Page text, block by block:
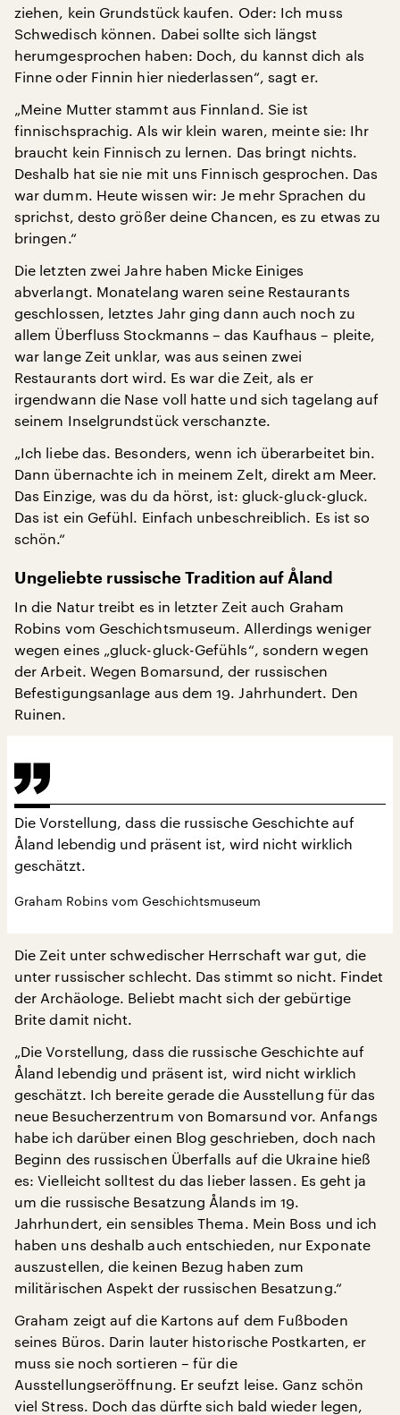
ziehen, kein Grundstück kaufen. Oder: Ich muss
Schwedisch können. Dabei sollte sich längst
herumgesprochen haben: Doch, du kannst dich als
Finne oder Finnin hier niederlassen“, sagt er.
„Meine Mutter stammt aus Finnland. Sie ist
finnischsprachig. Als wir klein waren, meinte sie: Ihr
braucht kein Finnisch zu lernen. Das bringt nichts.
Deshalb hat sie nie mit uns Finnisch gesprochen. Das
war dumm. Heute wissen wir: Je mehr Sprachen du
sprichst, desto größer deine Chancen, es zu etwas zu
bringen.“
Die letzten zwei Jahre haben Micke Einiges
abverlangt. Monatelang waren seine Restaurants
geschlossen, letztes Jahr ging dann auch noch zu
allem Überfluss Stockmanns – das Kaufhaus – pleite,
war lange Zeit unklar, was aus seinen zwei
Restaurants dort wird. Es war die Zeit, als er
irgendwann die Nase voll hatte und sich tagelang auf
seinem Inselgrundstück verschanzte.
„Ich liebe das. Besonders, wenn ich überarbeitet bin.
Dann übernachte ich in meinem Zelt, direkt am Meer.
Das Einzige, was du da hörst, ist: gluck-gluck-gluck.
Das ist ein Gefühl. Einfach unbeschreiblich. Es ist so
schön.“
Ungeliebte russische Tradition auf Åland
In die Natur treibt es in letzter Zeit auch Graham
Robins vom Geschichtsmuseum. Allerdings weniger
wegen eines „gluck-gluck-Gefühls“, sondern wegen
der Arbeit. Wegen Bomarsund, der russischen
Befestigungsanlage aus dem 19. Jahrhundert. Den
Ruinen.
Die Vorstellung, dass die russische Geschichte auf
Åland lebendig und präsent ist, wird nicht wirklich
geschätzt.
Graham Robins vom Geschichtsmuseum
Die Zeit unter schwedischer Herrschaft war gut, die
unter russischer schlecht. Das stimmt so nicht. Findet
der Archäologe. Beliebt macht sich der gebürtige
Brite damit nicht.
„Die Vorstellung, dass die russische Geschichte auf
Åland lebendig und präsent ist, wird nicht wirklich
geschätzt. Ich bereite gerade die Ausstellung für das
neue Besucherzentrum von Bomarsund vor. Anfangs
habe ich darüber einen Blog geschrieben, doch nach
Beginn des russischen Überfalls auf die Ukraine hieß
es: Vielleicht solltest du das lieber lassen. Es geht ja
um die russische Besatzung Ålands im 19.
Jahrhundert, ein sensibles Thema. Mein Boss und ich
haben uns deshalb auch entschieden, nur Exponate
auszustellen, die keinen Bezug haben zum
militärischen Aspekt der russischen Besatzung.“
Graham zeigt auf die Kartons auf dem Fußboden
seines Büros. Darin lauter historische Postkarten, er
muss sie noch sortieren – für die
Ausstellungseröffnung. Er seufzt leise. Ganz schön
viel Stress. Doch das dürfte sich bald wieder legen,